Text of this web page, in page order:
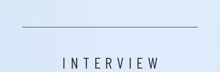
INTERVIEW